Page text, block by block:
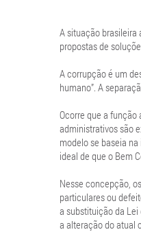
A situação brasileira
propostas de
A corrupção é um
humano”. A
Ocorre que a
administrativos são
modelo se baseia
ideal de que o Bem
Nesse concepção,
particulares ou
a substituição da
a alteração do atual